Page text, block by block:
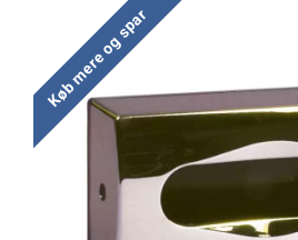
Køb mere og spar